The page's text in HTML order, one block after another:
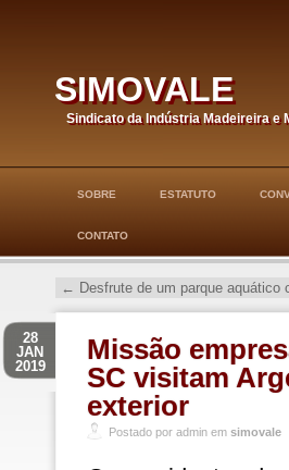
simovale
Sindicato da Indústria Madeireira e
SOBRE ESTATUTO
CONTATO
← Desfrute de um parque
Missão
SC visitam
exterior
28
JAN
2019
Postado por admin em simovale